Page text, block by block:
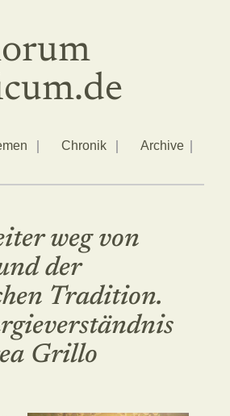
Chronik
Archive
weg von
der
Tradition.
Grillo